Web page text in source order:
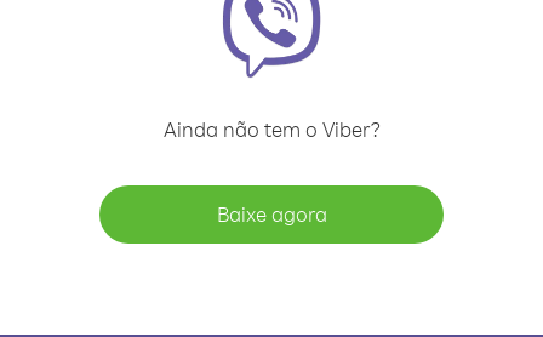
Ainda não tem o Viber?
Baixe agora